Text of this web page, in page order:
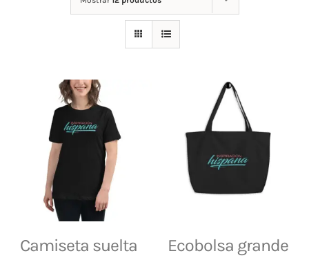
Contacto
Camiseta suelta
Ecobolsa grande